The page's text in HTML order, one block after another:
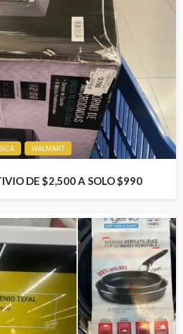
WALMART
DE $2,500 A SOLO $990